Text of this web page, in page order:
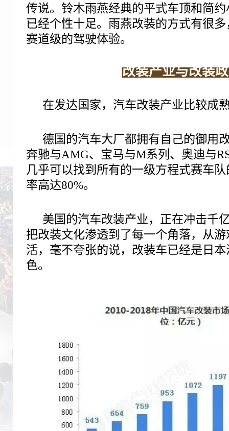
传说。铃木雨燕经典的平式车顶和简
已经个性十足。雨燕改装的方式有很
赛道级的驾驶体验。
改装产业与改装
在发达国家，汽车改装产业比较成
德国的汽车大厂都拥有自己的御用
奔驰与AMG、宝马与M系列、奥迪与
几乎可以找到所有的一级方程式赛车
率高达80%。
美国的汽车改装产业，正在冲击千
把改装文化渗透到了每一个角落，从
活，毫不夸张的说，改装车已经是日
色。